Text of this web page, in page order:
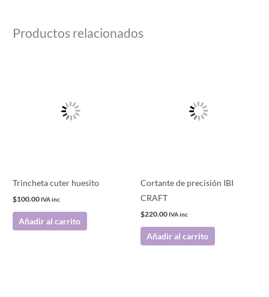
Productos relacionados
Trincheta cuter huesito
$100.00 IVA inc
Añadir al carrito
Cortante de precisión IBI
CRAFT
$220.00 IVA inc
Añadir al carrito